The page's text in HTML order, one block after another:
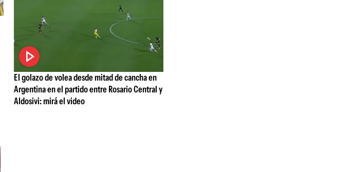
El golazo de volea desde mitad de cancha en
Argentina en el partido entre Rosario Central y
Aldosivi: mirá el video